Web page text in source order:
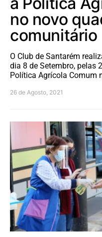
no novo
comunitário
O Club de Santarém
dia 8 de Setembro, pelas
Política Agrícola Comum
26 de Agosto, 2021